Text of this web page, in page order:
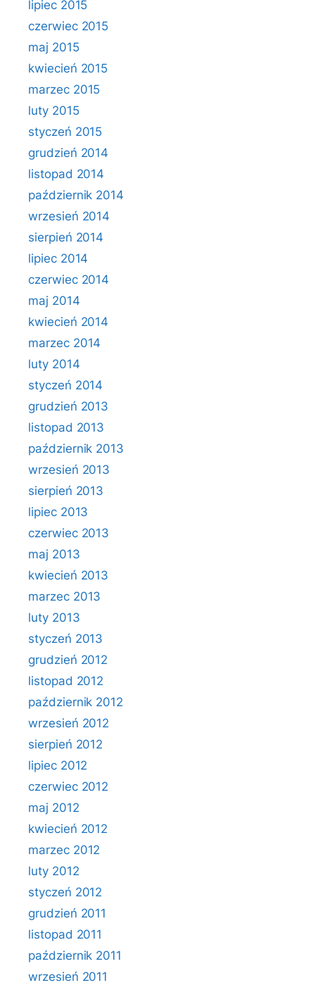
lipiec 2015
czerwiec 2015
maj 2015
kwiecień 2015
marzec 2015
luty 2015
styczeń 2015
grudzień 2014
listopad 2014
październik 2014
wrzesień 2014
sierpień 2014
lipiec 2014
czerwiec 2014
maj 2014
kwiecień 2014
marzec 2014
luty 2014
styczeń 2014
grudzień 2013
listopad 2013
październik 2013
wrzesień 2013
sierpień 2013
lipiec 2013
czerwiec 2013
maj 2013
kwiecień 2013
marzec 2013
luty 2013
styczeń 2013
grudzień 2012
listopad 2012
październik 2012
wrzesień 2012
sierpień 2012
lipiec 2012
czerwiec 2012
maj 2012
kwiecień 2012
marzec 2012
luty 2012
styczeń 2012
grudzień 2011
listopad 2011
październik 2011
wrzesień 2011